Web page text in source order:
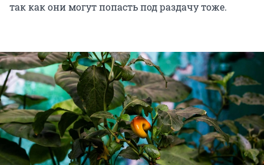
так как они могут попасть под раздачу тоже.